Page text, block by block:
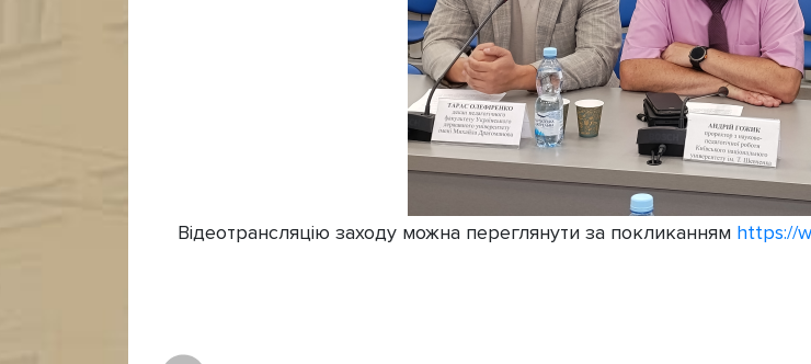
Відеотрансляцію заходу можна переглянути за покликанням https://